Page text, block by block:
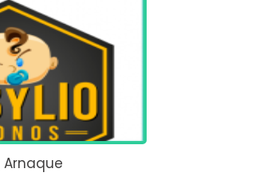
Arnaque